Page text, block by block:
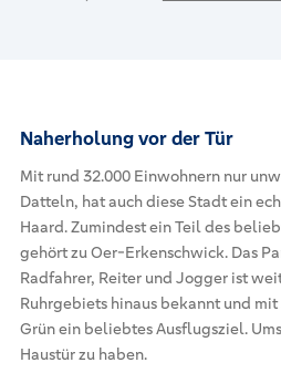
Naherholung vor der Tür
Mit rund 32.000 Einwohnern nur
Datteln, hat auch diese Stadt ein
Haard. Zumindest ein Teil des
gehört zu Oer-Erkenschwick. Das
Radfahrer, Reiter und Jogger ist
Ruhrgebiets hinaus bekannt und
Grün ein beliebtes Ausflugsziel.
Haustür zu haben.